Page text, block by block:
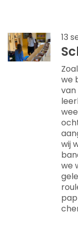
13
we
van
wij
we